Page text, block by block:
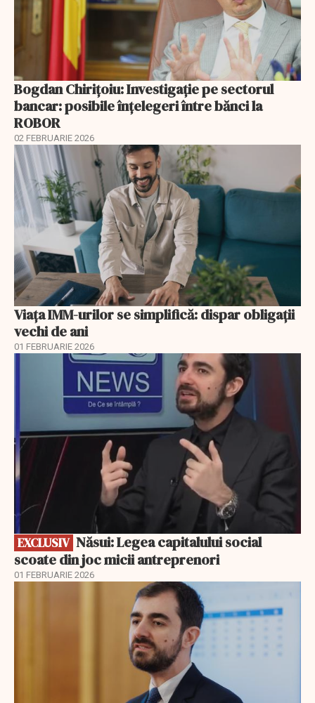
Bogdan Chirițoiu: Investigație pe sectorul
bancar: posibile înțelegeri între bănci la
ROBOR
02 FEBRUARIE 2026
Viața IMM-urilor se simplifică: dispar obligații
vechi de ani
01 FEBRUARIE 2026
EXCLUSIV
EXCLUSIV
scoate din joc micii antreprenori
01 FEBRUARIE 2026